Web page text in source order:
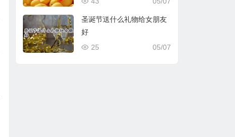
圣诞节送什么礼物给女朋友
好
05/07
25